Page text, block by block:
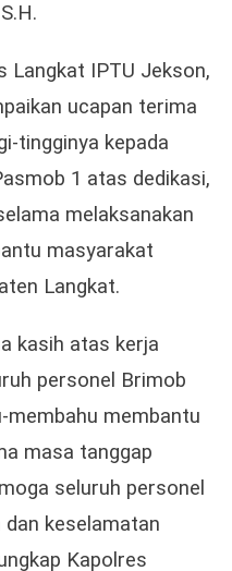
Langkat IPTU Jekson,
ucapan terima
tingginya kepada
1 atas dedikasi,
melaksanakan
masyarakat
Langkat.
kasih atas kerja
personel Brimob
membahu membantu
masa tanggap
seluruh personel
keselamatan
Kapolres